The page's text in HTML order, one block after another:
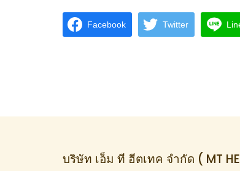
Facebook Twitter
บริษัท เอ็ม ที ฮีตเทค จำกัด ( MT